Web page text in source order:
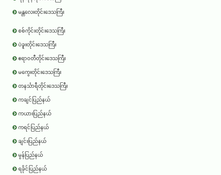
မန္တလေးတိုင်းဒေသကြီး
စစ်ကိုင်းတိုင်းဒေသကြီး
ပဲခူးတိုင်းဒေသကြီး
ဧရာ၀တီတိုင်းဒေသကြီး
မကွေးတိုင်းဒေသကြီး
တနင်္သာရီတိုင်းဒေသကြီး
ကချင်ပြည်နယ်
ကယားပြည်နယ်
ကရင်ပြည်နယ်
ချင်းပြည်နယ်
မွန်ပြည်နယ်
ရခိုင်ပြည်နယ်